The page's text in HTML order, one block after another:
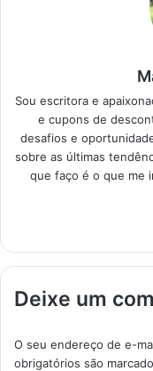
Sou escritora e
e cupons de
desafios e
sobre as últimas
que faço é o que me
Deixe um
O seu endereço de e-
obrigatórios são